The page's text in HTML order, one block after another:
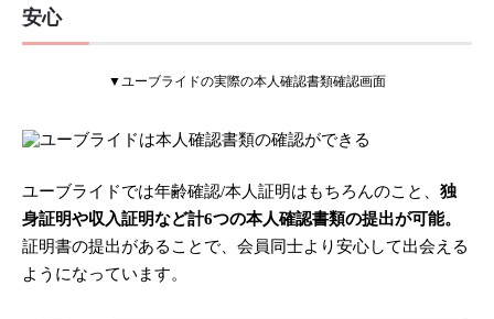
安心
▼ユーブライドの実際の本人確認書類確認画面
ユーブライドでは年齢確認/本人証明はもちろんのこと、 独
身証明や収入証明など計6つの本人確認書類の提出が可能。
証明書の提出があることで、会員同士より安心して出会える
ようになっています。